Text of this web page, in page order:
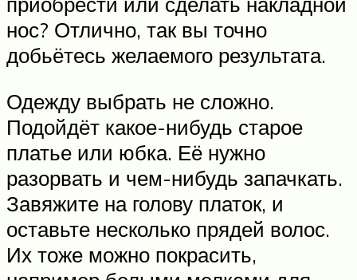
нос? Отлично, так вы точно
добьётесь желаемого результата.
Одежду выбрать не сложно.
Подойдёт какое-нибудь старое
платье или юбка. Её нужно
разорвать и чем-нибудь запачкать.
Завяжите на голову платок, и
оставьте несколько прядей волос.
Их тоже можно покрасить,